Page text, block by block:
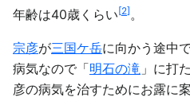
年齢は40歳くらい[2]。
宗彦が三国ケ岳に向かう途中
病気なので「明石の滝 」に打
彦の病気を治すためにお露に